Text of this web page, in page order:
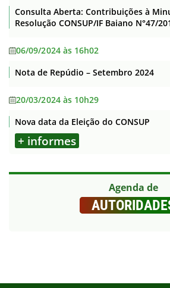
Consulta Aberta: Contribuições à
Resolução CONSUP/IF Baiano N°47/
06/09/2024 às 16h02
Nota de Repúdio – Setembro 2024
20/03/2024 às 10h29
Nova data da Eleição do CONSUP
+ informes
Agenda de